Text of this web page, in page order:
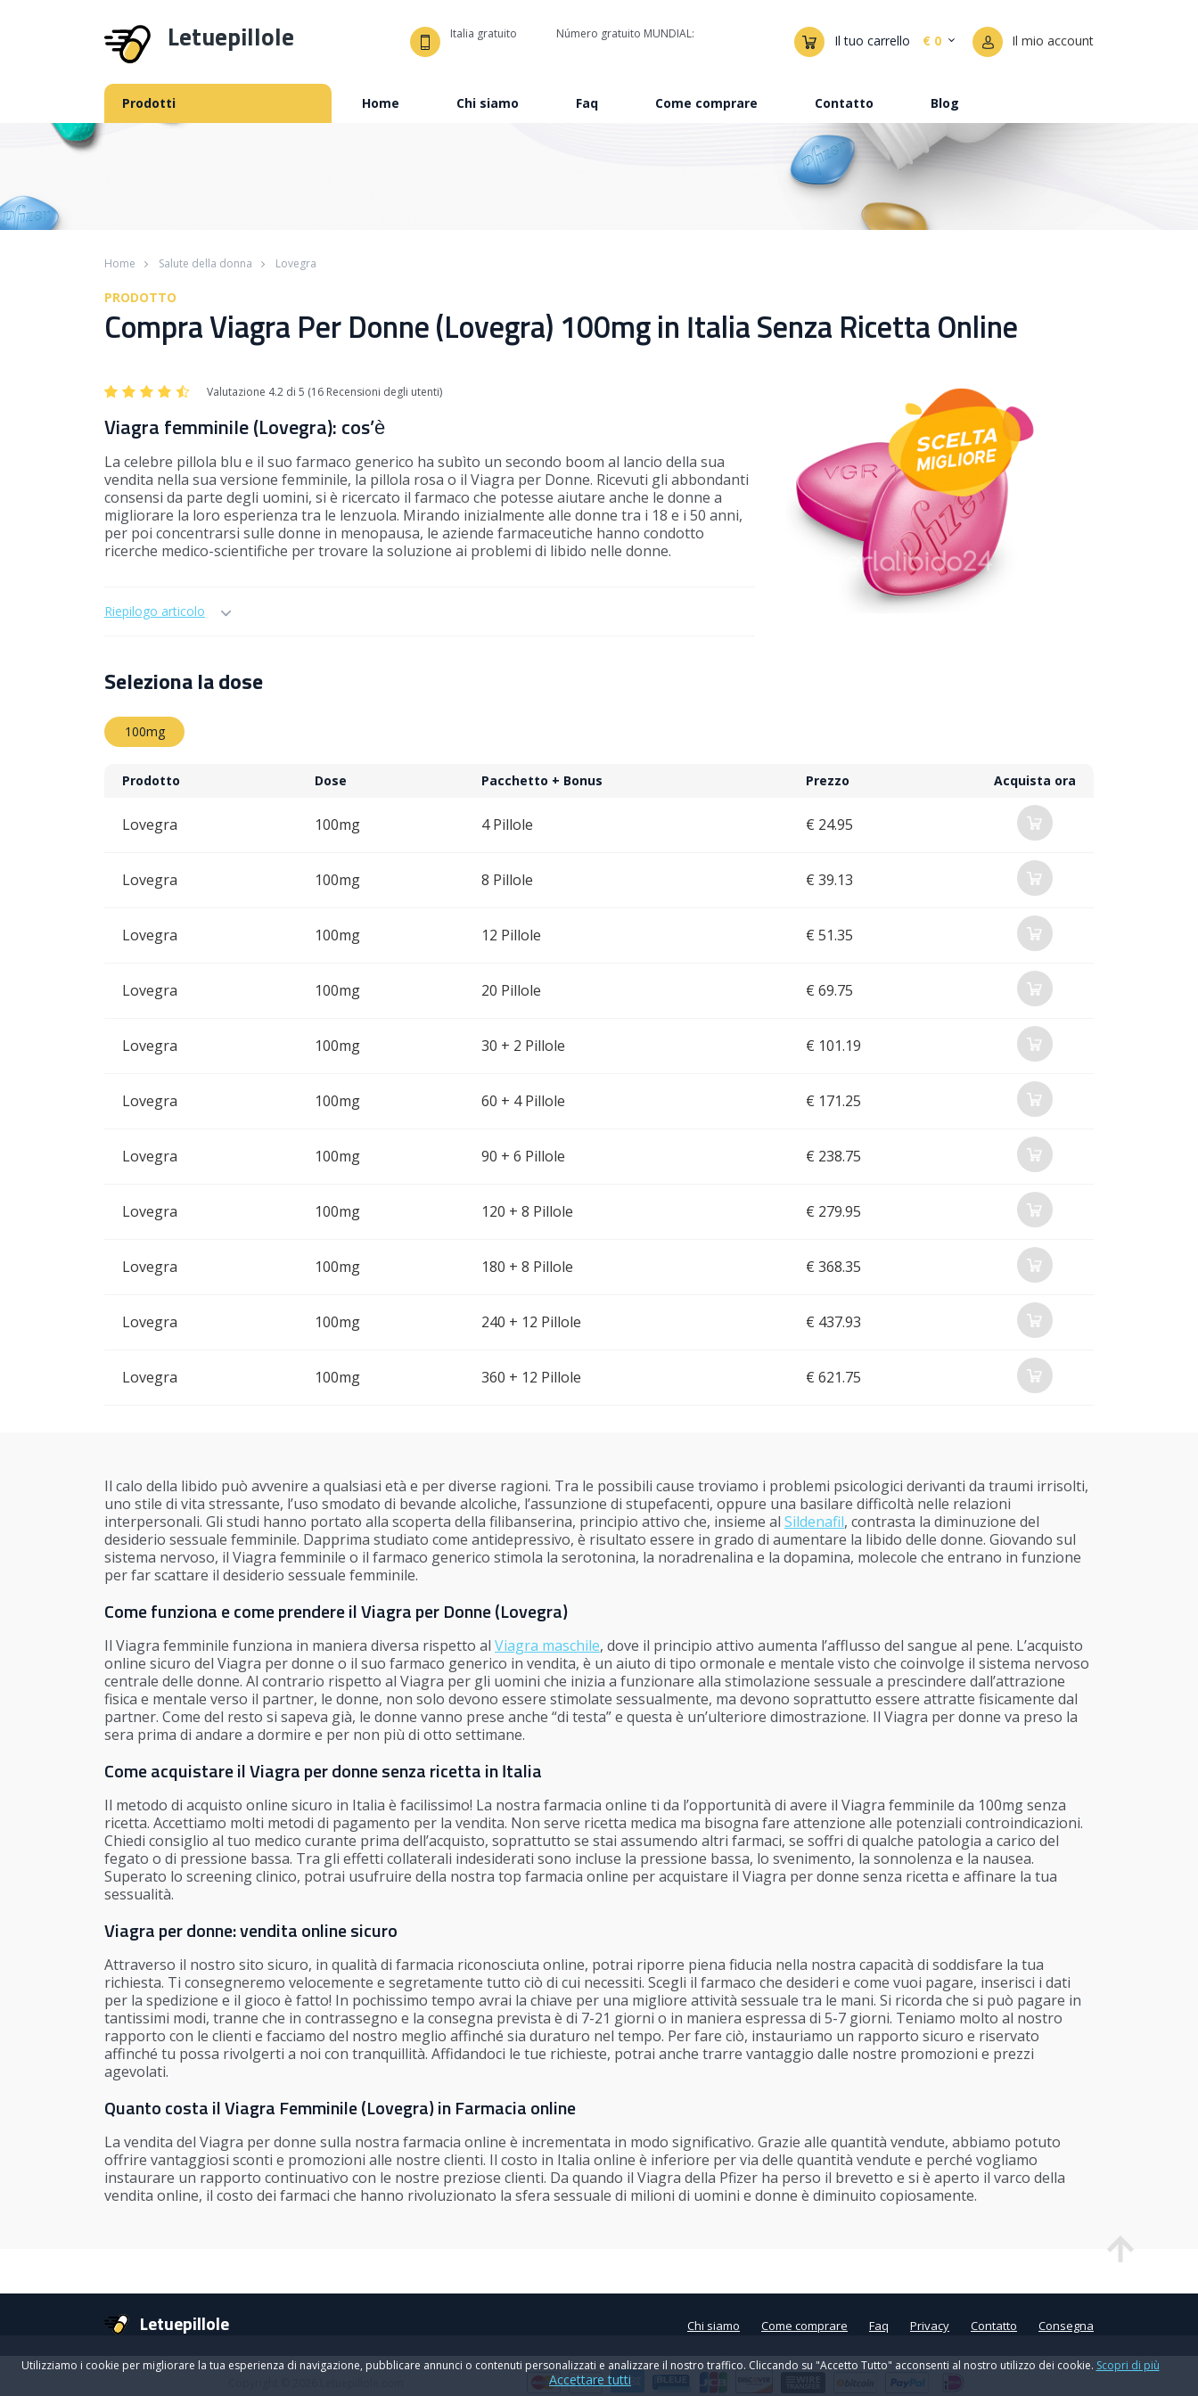
Letuepillole Italia gratuito Número gratuito MUNDIAL: Il mio account
Il tuo carrello € 0
Prodotti Home Chi siamo Faq Come comprare Contatto Blog
Home Salute della donna Lovegra
PRODOTTO
Compra Viagra Per Donne (Lovegra) 100mg in Italia Senza Ricetta Online
Valutazione 4.2 di 5 (16 Recensioni degli utenti)
Viagra femminile (Lovegra): cos’è
La celebre pillola blu e il suo farmaco generico ha subìto un secondo boom al lancio della sua
vendita nella sua versione femminile, la pillola rosa o il Viagra per Donne. Ricevuti gli abbondanti
consensi da parte degli uomini, si è ricercato il farmaco che potesse aiutare anche le donne a
migliorare la loro esperienza tra le lenzuola. Mirando inizialmente alle donne tra i 18 e i 50 anni,
per poi concentrarsi sulle donne in menopausa, le aziende farmaceutiche hanno condotto
ricerche medico-scientifiche per trovare la soluzione ai problemi di libido nelle donne.
Riepilogo articolo
Seleziona la dose
100mg
Prodotto Dose Pacchetto + Bonus Prezzo Acquista ora
Lovegra 100mg 4 Pillole € 24.95
Lovegra 100mg 8 Pillole € 39.13
Lovegra 100mg 12 Pillole € 51.35
Lovegra 100mg 20 Pillole € 69.75
Lovegra 100mg 30 + 2 Pillole € 101.19
Lovegra 100mg 60 + 4 Pillole € 171.25
Lovegra 100mg 90 + 6 Pillole € 238.75
Lovegra 100mg 120 + 8 Pillole € 279.95
Lovegra 100mg 180 + 8 Pillole € 368.35
Lovegra 100mg 240 + 12 Pillole € 437.93
Lovegra 100mg 360 + 12 Pillole € 621.75
Il calo della libido può avvenire a qualsiasi età e per diverse ragioni. Tra le possibili cause troviamo i problemi psicologici derivanti da traumi irrisolti,
uno stile di vita stressante, l’uso smodato di bevande alcoliche, l’assunzione di stupefacenti, oppure una basilare difficoltà nelle relazioni
interpersonali. Gli studi hanno portato alla scoperta della filibanserina, principio attivo che, insieme al Sildenafil, contrasta la diminuzione del
desiderio sessuale femminile. Dapprima studiato come antidepressivo, è risultato essere in grado di aumentare la libido delle donne. Giovando sul
sistema nervoso, il Viagra femminile o il farmaco generico stimola la serotonina, la noradrenalina e la dopamina, molecole che entrano in funzione
per far scattare il desiderio sessuale femminile.
Come funziona e come prendere il Viagra per Donne (Lovegra)
Il Viagra femminile funziona in maniera diversa rispetto al Viagra maschile, dove il principio attivo aumenta l’afflusso del sangue al pene. L’acquisto
online sicuro del Viagra per donne o il suo farmaco generico in vendita, è un aiuto di tipo ormonale e mentale visto che coinvolge il sistema nervoso
centrale delle donne. Al contrario rispetto al Viagra per gli uomini che inizia a funzionare alla stimolazione sessuale a prescindere dall’attrazione
fisica e mentale verso il partner, le donne, non solo devono essere stimolate sessualmente, ma devono soprattutto essere attratte fisicamente dal
partner. Come del resto si sapeva già, le donne vanno prese anche “di testa” e questa è un’ulteriore dimostrazione. Il Viagra per donne va preso la
sera prima di andare a dormire e per non più di otto settimane.
Come acquistare il Viagra per donne senza ricetta in Italia
Il metodo di acquisto online sicuro in Italia è facilissimo! La nostra farmacia online ti da l’opportunità di avere il Viagra femminile da 100mg senza
ricetta. Accettiamo molti metodi di pagamento per la vendita. Non serve ricetta medica ma bisogna fare attenzione alle potenziali controindicazioni.
Chiedi consiglio al tuo medico curante prima dell’acquisto, soprattutto se stai assumendo altri farmaci, se soffri di qualche patologia a carico del
fegato o di pressione bassa. Tra gli effetti collaterali indesiderati sono incluse la pressione bassa, lo svenimento, la sonnolenza e la nausea.
Superato lo screening clinico, potrai usufruire della nostra top farmacia online per acquistare il Viagra per donne senza ricetta e affinare la tua
sessualità.
Viagra per donne: vendita online sicuro
Attraverso il nostro sito sicuro, in qualità di farmacia riconosciuta online, potrai riporre piena fiducia nella nostra capacità di soddisfare la tua
richiesta. Ti consegneremo velocemente e segretamente tutto ciò di cui necessiti. Scegli il farmaco che desideri e come vuoi pagare, inserisci i dati
per la spedizione e il gioco è fatto! In pochissimo tempo avrai la chiave per una migliore attività sessuale tra le mani. Si ricorda che si può pagare in
tantissimi modi, tranne che in contrassegno e la consegna prevista è di 7-21 giorni o in maniera espressa di 5-7 giorni. Teniamo molto al nostro
rapporto con le clienti e facciamo del nostro meglio affinché sia duraturo nel tempo. Per fare ciò, instauriamo un rapporto sicuro e riservato
affinché tu possa rivolgerti a noi con tranquillità. Affidandoci le tue richieste, potrai anche trarre vantaggio dalle nostre promozioni e prezzi
agevolati.
Quanto costa il Viagra Femminile (Lovegra) in Farmacia online
La vendita del Viagra per donne sulla nostra farmacia online è incrementata in modo significativo. Grazie alle quantità vendute, abbiamo potuto
offrire vantaggiosi sconti e promozioni alle nostre clienti. Il costo in Italia online è inferiore per via delle quantità vendute e perché vogliamo
instaurare un rapporto continuativo con le nostre preziose clienti. Da quando il Viagra della Pfizer ha perso il brevetto e si è aperto il varco della
vendita online, il costo dei farmaci che hanno rivoluzionato la sfera sessuale di milioni di uomini e donne è diminuito copiosamente.
Letuepillole Chi siamo Come comprare Faq Privacy Contatto Consegna
Utilizziamo i cookie per migliorare la tua esperienza di navigazione, pubblicare annunci o contenuti personalizzati e analizzare il nostro traffico. Cliccando su "Accetto Tutto" acconsenti al nostro utilizzo dei cookie. Scopri di più
Accettare tutti